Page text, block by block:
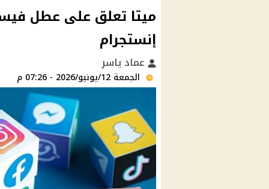
إنستجرام
عماد ياسر
الجمعة 12/يونيو/2026 - 07:26 م